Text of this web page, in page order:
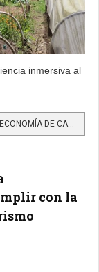
inmersiva al
LEER MÁS…RUTA TURÍSTICA BUSCA REACTIVAR ECONOMÍA DE CAMPESINOS Y CUIDAR TERRITORIOS ANCESTRALES
con la